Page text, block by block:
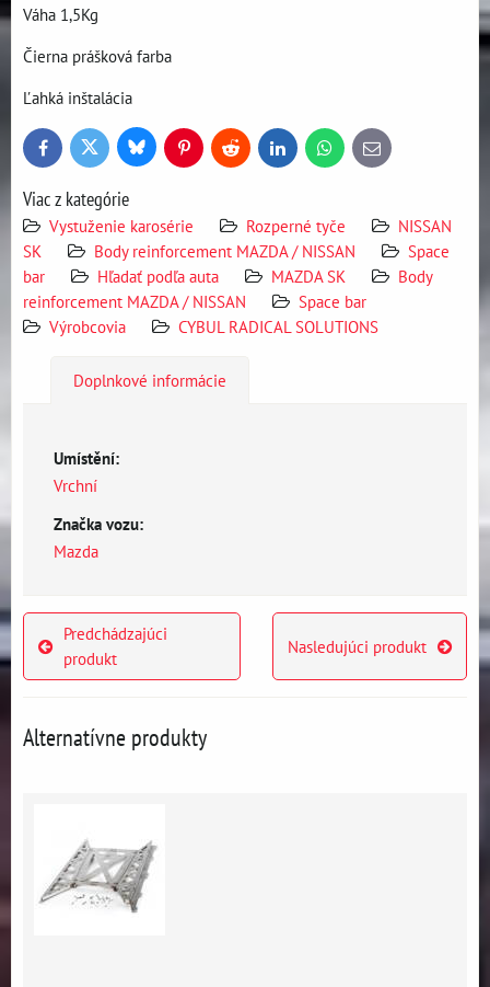
Váha 1,5Kg
Čierna prášková farba
Ľahká inštalácia
FacebookTwitter BlueskyPinterestReddit LinkedInWhatsApp
E-
mail
Viac z kategórie
Vystuženie karosérie Rozperné tyče
NISSAN
SK
Body reinforcement MAZDA / NISSAN
Space
bar
Hľadať podľa auta MAZDA SK
Body
reinforcement MAZDA / NISSAN
Space bar
Výrobcovia
CYBUL RADICAL SOLUTIONS
Doplnkové informácie
Umístění:
Vrchní
Značka vozu:
Mazda
Predchádzajúci
produkt
Nasledujúci produkt
Alternatívne produkty